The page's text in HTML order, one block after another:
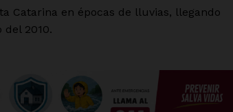
Catarina en épocas de lluvias, llegando
del 2010.